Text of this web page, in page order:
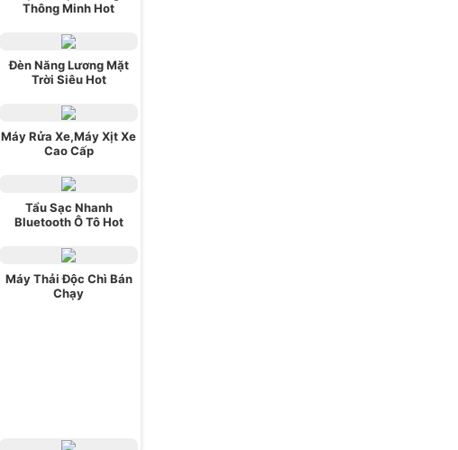
Thông Minh Hot
Đèn Năng Lương Mặt
Trời Siêu Hot
Máy Rửa Xe,Máy Xịt Xe
Cao Cấp
Tẩu Sạc Nhanh
Bluetooth Ô Tô Hot
Máy Thải Độc Chì Bán
Chạy